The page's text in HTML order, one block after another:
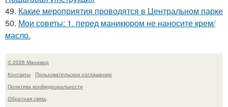
49. Какие мероприятия проводятся в Центральном парке
50. Мои советы: 1. перед маникюром не наносите крем/
масло.
© 2026 Маникюр
Контакты
Пользовательское соглашение
Политика конфидециальности
Обратная связь